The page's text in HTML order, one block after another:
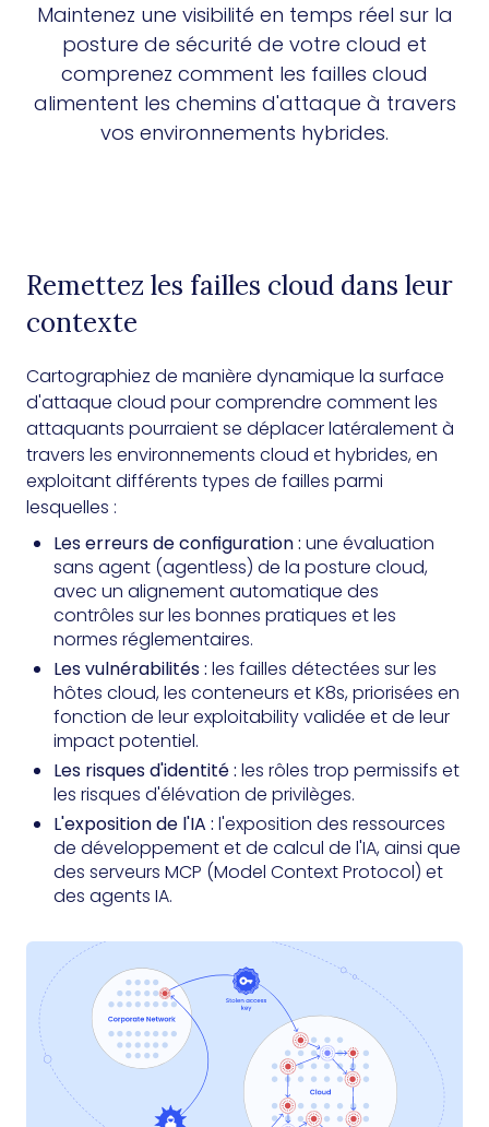
Maintenez une visibilité en temps réel sur la
posture de sécurité de votre cloud et
comprenez comment les failles cloud
alimentent les chemins d'attaque à travers
vos environnements hybrides.
Remettez les failles cloud dans leur
contexte
Cartographiez de manière dynamique la surface
d'attaque cloud pour comprendre comment les
attaquants pourraient se déplacer latéralement à
travers les environnements cloud et hybrides, en
exploitant différents types de failles parmi
lesquelles :
Les erreurs de configuration : une évaluation
sans agent (agentless) de la posture cloud,
avec un alignement automatique des
contrôles sur les bonnes pratiques et les
normes réglementaires.
Les vulnérabilités : les failles détectées sur les
hôtes cloud, les conteneurs et K8s, priorisées en
fonction de leur exploitability validée et de leur
impact potentiel.
Les risques d'identité : les rôles trop permissifs et
les risques d'élévation de privilèges.
L'exposition de l'IA : l'exposition des ressources
de développement et de calcul de l'IA, ainsi que
des serveurs MCP (Model Context Protocol) et
des agents IA.